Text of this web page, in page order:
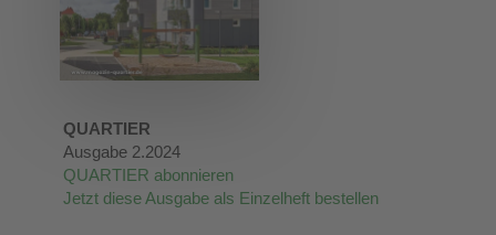
QUARTIER
Ausgabe 2.2024
QUARTIER abonnieren
Jetzt diese Ausgabe als Einzelheft bestellen